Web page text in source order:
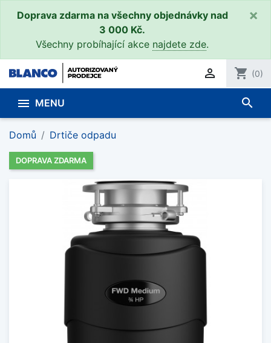
Doprava zdarma na všechny objednávky nad
3 000 Kč.
Všechny probíhající akce najdete zde.
×
 shopping_cart (0)
 MENU search
Domů Drtiče odpadu
DOPRAVA ZDARMA